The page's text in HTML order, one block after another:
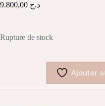
د.ج
Rupture de stock
Ajouter